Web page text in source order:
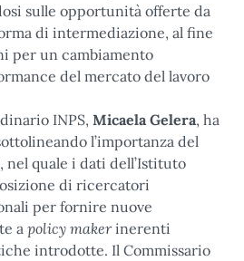
sulle opportunità offerte da
di intermediazione, al fine
per un cambiamento
del mercato del lavoro
INPS, Micaela Gelera, ha
l’importanza del
nel quale i dati dell’Istituto
di ricercatori
per fornire nuove
a policy makerinerenti
introdotte. Il Commissario